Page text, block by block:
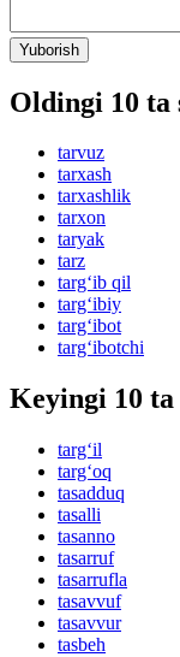
Yuborish
Oldingi 10 ta
tarvuz
tarxash
tarxashlik
tarxon
taryak
tarz
targ‘ib qil
targ‘ibiy
targ‘ibot
targ‘ibotchi
Keyingi 10 ta
targ‘il
targ‘oq
tasadduq
tasalli
tasanno
tasarruf
tasarrufla
tasavvuf
tasavvur
tasbeh